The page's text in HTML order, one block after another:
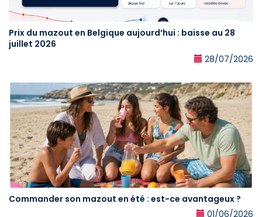
Prix du mazout en Belgique aujourd’hui : baisse au 28
juillet 2026
28/07/2026
Commander son mazout en été : est-ce avantageux ?
01/06/2026